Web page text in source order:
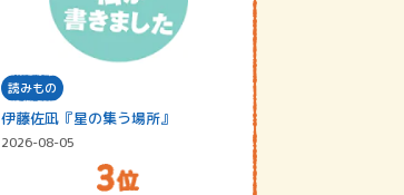
読みもの
伊藤佐凪『星の集う場所』
2026-08-05